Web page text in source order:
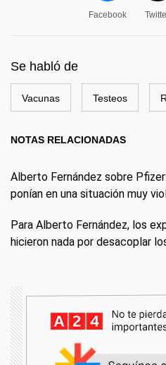
Facebook
Se habló de
Vacunas Testeos
NOTAS RELACIONADAS
Alberto Fernández sobre
ponían en una situación muy
Para Alberto Fernández, los
hicieron nada por desacoplar